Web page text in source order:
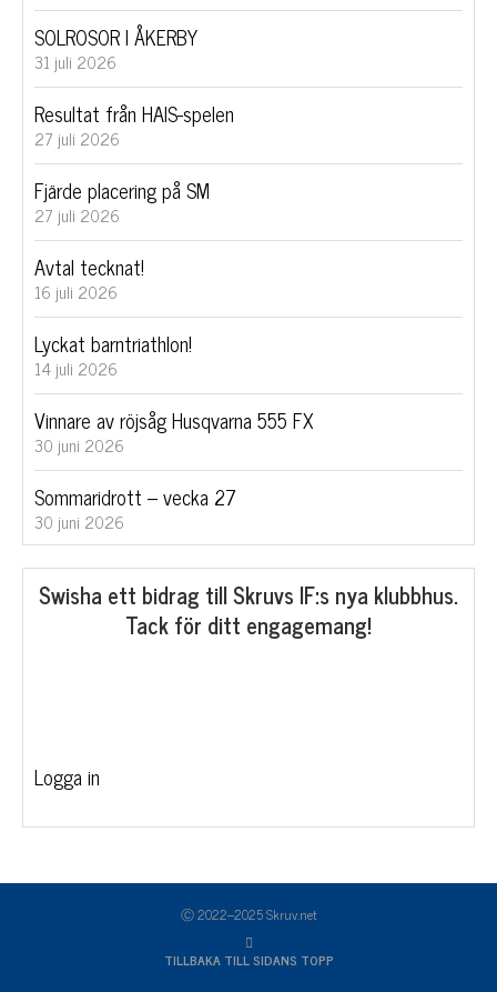
Swisha ett bidrag till Skruvs IF:s nya klubbhus.
Tack för ditt engagemang!
Logga in
SOLROSOR I ÅKERBY
31 juli 2026
Resultat från HAIS-spelen
27 juli 2026
Fjärde placering på SM
27 juli 2026
Avtal tecknat!
16 juli 2026
Lyckat barntriathlon!
14 juli 2026
Vinnare av röjsåg Husqvarna 555 FX
30 juni 2026
Sommaridrott – vecka 27
30 juni 2026
Ⓒ 2022–2025 Skruv.net
TILLBAKA TILL SIDANS TOPP